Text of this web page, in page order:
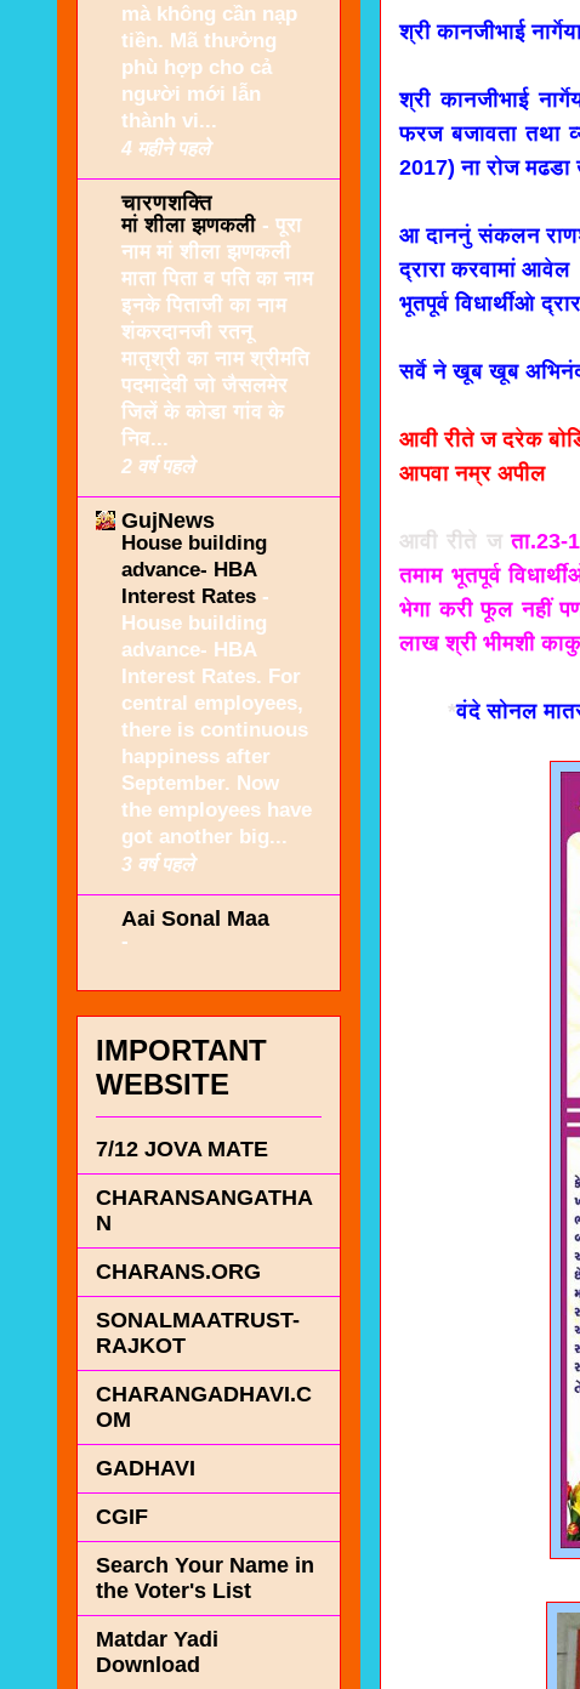
श्री कानजीभाई
श्री कानजीभाई
फरज बजावता तथा
2017) ना रोज
आ दाननुं संकलन
द्रारा करवामां आवेल
भूतपूर्व विधार्थीओ
सर्वे ने खूब खूब
आवी रीते ज दरेक
आपवा नम्र अपील
आवी रीते जता.23-
तमाम भूतपूर्व
भेगा करी फूल नहीं
लाख श्री भीमशी काकु
*वंदे सोनल
mà không cần nạp
tiền. Mã thưởng
phù hợp cho cả
người mới lẫn
thành vi...
4 महीने पहले
चारणशक्ति
मां शीला झणकली - पूरा
नाम मां शीला झणकली
माता पिता व पति का नाम
इनके पिताजी का नाम
शंकरदानजी रतनू
मातृश्री का नाम श्रीमति
पदमादेवी जो जैसलमेर
जिलें के कोडा गांव के
निव...
2 वर्ष पहले
GujNews
House building
advance- HBA
Interest Rates -
House building
advance- HBA
Interest Rates. For
central employees,
there is continuous
happiness after
September. Now
the employees have
got another big...
3 वर्ष पहले
Aai Sonal Maa
-
IMPORTANT
WEBSITE
7/12 JOVA MATE
CHARANSANGATHA
N
CHARANS.ORG
SONALMAATRUST-
RAJKOT
CHARANGADHAVI.C
OM
GADHAVI
CGIF
Search Your Name in
the Voter's List
Matdar Yadi
Download